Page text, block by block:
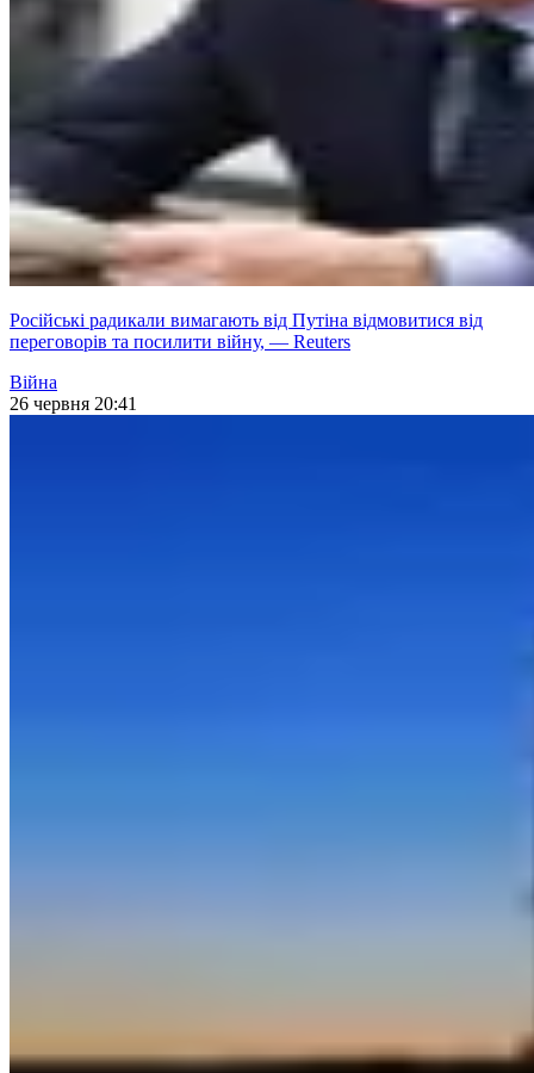
Російські радикали вимагають від Путіна відмовитися від
переговорів та посилити війну, — Reuters
Війна
26 червня 20:41